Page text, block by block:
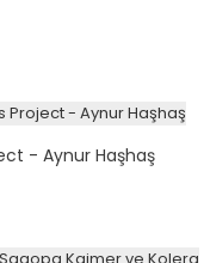
- Aynur Haşhaş